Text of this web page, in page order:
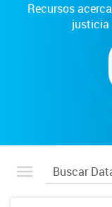
Recursos
justicia